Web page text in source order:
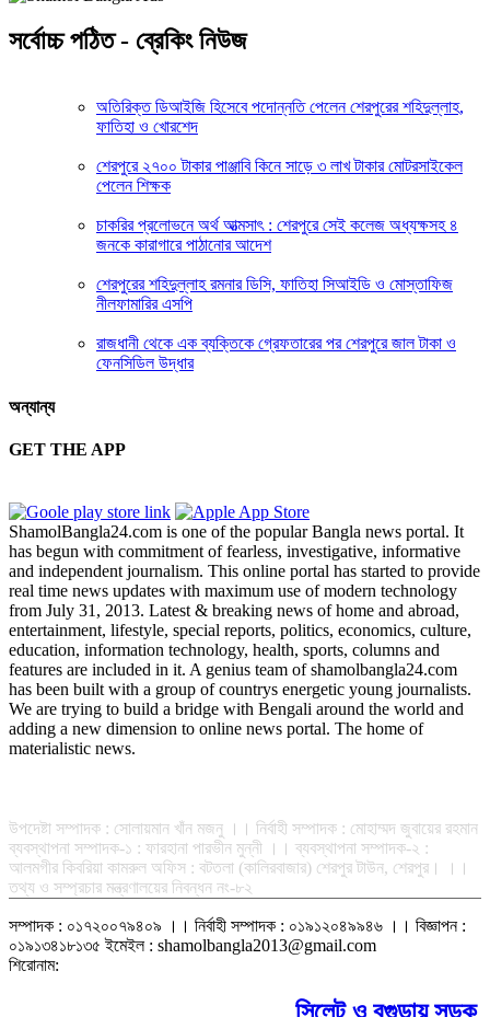
সর্বোচ্চ পঠিত - ব্রেকিং নিউজ
অতিরিক্ত ডিআইজি হিসেবে পদোন্নতি পেলেন শেরপুরের শহিদুল্লাহ,
ফাতিহা ও খোরশেদ
শেরপুরে ২৭০০ টাকার পাঞ্জাবি কিনে সাড়ে ৩ লাখ টাকার মোটরসাইকেল
পেলেন শিক্ষক
চাকরির প্রলোভনে অর্থ আত্মসাৎ : শেরপুরে সেই কলেজ অধ্যক্ষসহ ৪
জনকে কারাগারে পাঠানোর আদেশ
শেরপুরের শহিদুল্লাহ রমনার ডিসি, ফাতিহা সিআইডি ও মোস্তাফিজ
নীলফামারির এসপি
রাজধানী থেকে এক ব্যক্তিকে গ্রেফতারের পর শেরপুরে জাল টাকা ও
ফেনসিডিল উদ্ধার
অন্যান্য
GET THE APP
ShamolBangla24.com is one of the popular Bangla news portal. It
has begun with commitment of fearless, investigative, informative
and independent journalism. This online portal has started to provide
real time news updates with maximum use of modern technology
from July 31, 2013. Latest & breaking news of home and abroad,
entertainment, lifestyle, special reports, politics, economics, culture,
education, information technology, health, sports, columns and
features are included in it. A genius team of shamolbangla24.com
has been built with a group of countrys energetic young journalists.
We are trying to build a bridge with Bengali around the world and
adding a new dimension to online news portal. The home of
materialistic news.
উপদেষ্টা সম্পাদক : সোলায়মান খাঁন মজনু ।। নির্বাহী সম্পাদক : মোহাম্মদ জুবায়ের রহমান
ব্যবস্থাপনা সম্পাদক-১ : ফারহানা পারভীন মুন্নী ।। ব্যবস্থাপনা সম্পাদক-২ :
আলমগীর কিবরিয়া কামরুল অফিস : বটতলা (কালিরবাজার) শেরপুর টাউন, শেরপুর। ।।
তথ্য ও সম্প্রচার মন্ত্রণালয়ের নিবন্ধন নং-৮২
সম্পাদক : ০১৭২০০৭৯৪০৯ ।। নির্বাহী সম্পাদক : ০১৯১২০৪৯৯৪৬ ।। বিজ্ঞাপন :
০১৯১৩৪১৮১৩৫ ইমেইল : shamolbangla2013@gmail.com
শিরোনাম: